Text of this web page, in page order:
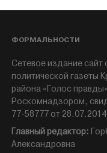
ФОРМАЛЬНОСТИ
Сетевое издание
политической газеты
района «Голос
Роскомнадзором,
77-58777 от 28.07.2014
Главный редактор:
Александровна